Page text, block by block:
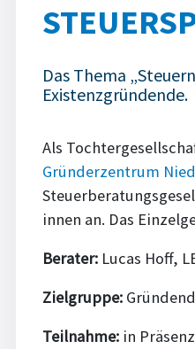
Das Thema
Existenzgründende.
Als
Gründerzentrum
innen an. Das
Berater: Lucas Hoff,
Zielgruppe:
Teilnahme: in Präsenz